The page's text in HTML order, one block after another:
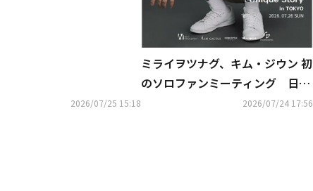
2026/07/25 15:18
ミライヲツナグ、キム・ジウン 初
のソロファンミーティング 日本
公演の限定オフィシャルグッズを
2026/07/24 17:56